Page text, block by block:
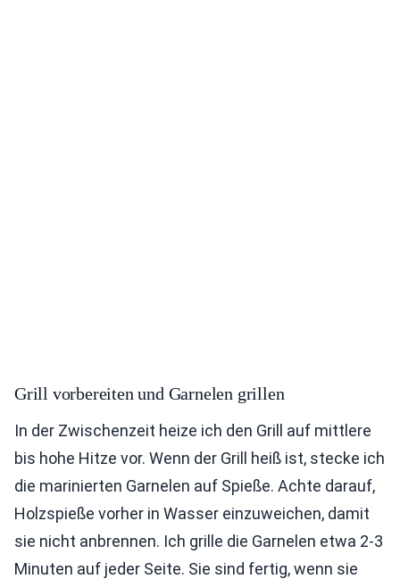
Grill vorbereiten und Garnelen grillen
In der Zwischenzeit heize ich den Grill auf mittlere
bis hohe Hitze vor. Wenn der Grill heiß ist, stecke ich
die marinierten Garnelen auf Spieße. Achte darauf,
Holzspieße vorher in Wasser einzuweichen, damit
sie nicht anbrennen. Ich grille die Garnelen etwa 2-3
Minuten auf jeder Seite. Sie sind fertig, wenn sie